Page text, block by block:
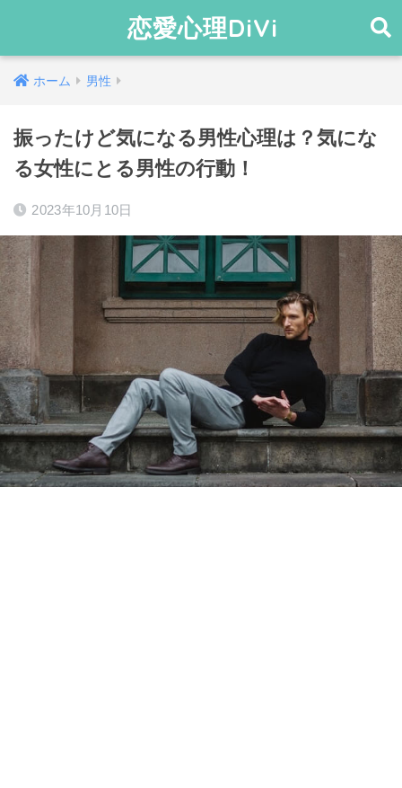
恋愛心理DiVi
ホーム 男性
振ったけど気になる男性心理は？気にな
る女性にとる男性の行動！
2023年10月10日